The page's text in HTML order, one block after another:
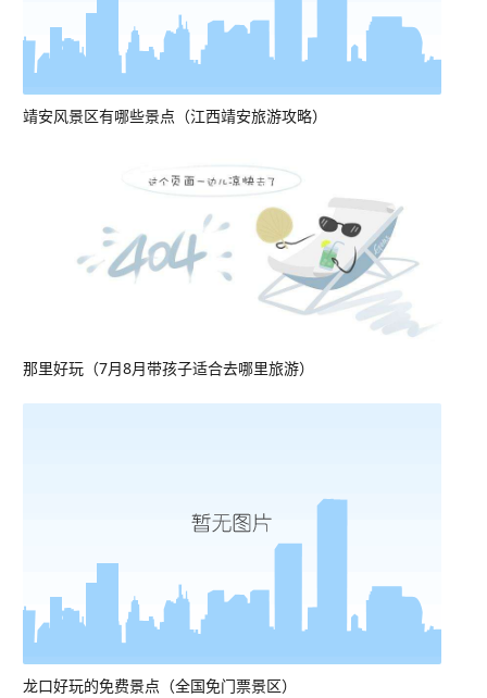
靖安风景区有哪些景点（江西靖安旅游攻略）
那里好玩（7月8月带孩子适合去哪里旅游）
龙口好玩的免费景点（全国免门票景区）